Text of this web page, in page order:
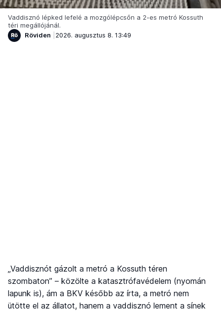
Vaddisznó lépked lefelé a mozgólépcsőn a 2-es metró Kossuth
téri megállójánál.
Röviden
2026. augusztus 8. 13:49
„Vaddisznót gázolt a metró a Kossuth téren
szombaton” – közölte a katasztrófavédelem (nyomán
lapunk is), ám a BKV később az írta, a metró nem
ütötte el az állatot, hanem a vaddisznó lement a sínek